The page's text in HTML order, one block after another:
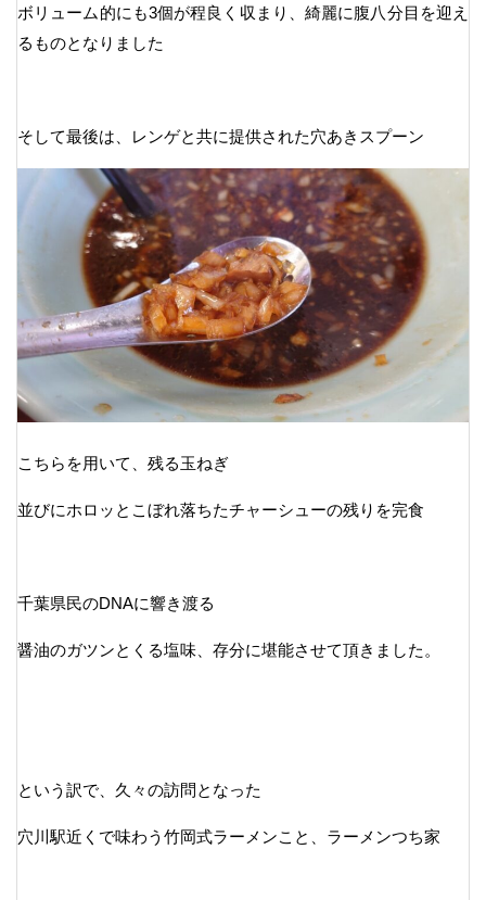
ボリューム的にも3個が程良く収まり、綺麗に腹八分目を迎え
るものとなりました
そして最後は、レンゲと共に提供された穴あきスプーン
こちらを用いて、残る玉ねぎ
並びにホロッとこぼれ落ちたチャーシューの残りを完食
千葉県民のDNAに響き渡る
醤油のガツンとくる塩味、存分に堪能させて頂きました。
という訳で、久々の訪問となった
穴川駅近くで味わう竹岡式ラーメンこと、ラーメンつち家